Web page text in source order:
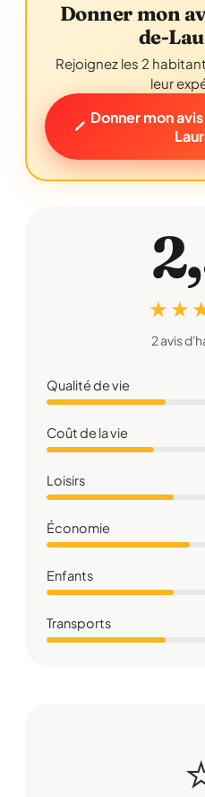
Donner mon
de-
Rejoignez les 2
leur
Donner mon
★ ★
2 avis
Qualité de vie
Coût de la vie
Loisirs
Économie
Enfants
Transports